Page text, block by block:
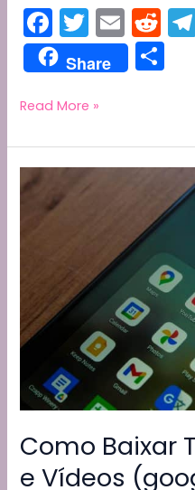
F
a
c
e
b
o
o
T
w
itt
er
E
m
ai
R
e
d
t
Share
e
Como
as
Legendas
do
YouTube
Read More »
Como Baixar
e Vídeos